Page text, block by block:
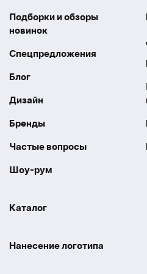
Подборки и обзоры
новинок
Спецпредложения
Блог
Дизайн
Бренды
Частые вопросы
Шоу-рум
Каталог
Нанесение логотипа